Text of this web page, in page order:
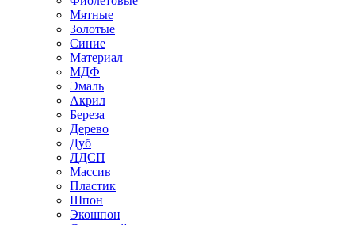
Мятные
Золотые
Синие
Материал
МДФ
Эмаль
Акрил
Береза
Дерево
Дуб
ЛДСП
Массив
Пластик
Шпон
Экошпон